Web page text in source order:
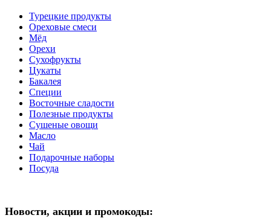
Турецкие продукты
Ореховые смеси
Мёд
Орехи
Сухофрукты
Цукаты
Бакалея
Специи
Восточные сладости
Полезные продукты
Сушеные овощи
Масло
Чай
Подарочные наборы
Посуда
Новости, акции и промокоды: